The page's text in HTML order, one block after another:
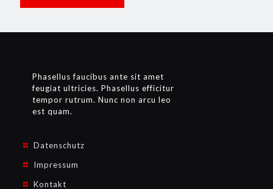
Phasellus faucibus ante sit amet
feugiat ultricies. Phasellus efficitur
tempor rutrum. Nunc non arcu leo
est quam.
Datenschutz
Impressum
Kontakt